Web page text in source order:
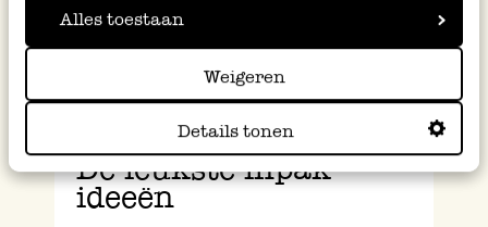
Alles toestaan
Weigeren
Details tonen
De leukste inpak
ideeën